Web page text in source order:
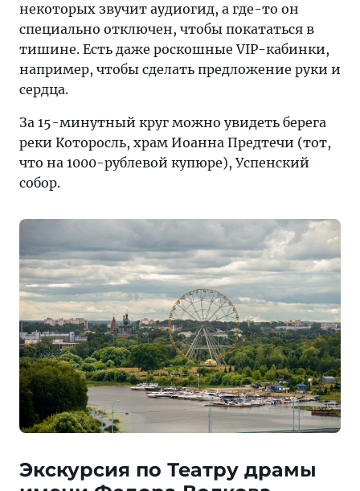
некоторых звучит аудиогид, а где-то он
специально отключен, чтобы покататься в
тишине. Есть даже роскошные VIP-кабинки,
например, чтобы сделать предложение руки и
сердца.
За 15-минутный круг можно увидеть берега
реки Которосль, храм Иоанна Предтечи (тот,
что на 1000-рублевой купюре), Успенский
собор.
Экскурсия по Театру драмы